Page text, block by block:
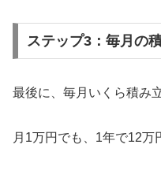
ステップ3：毎月の
最後に、毎月いくら積み
月1万円でも、1年で12万